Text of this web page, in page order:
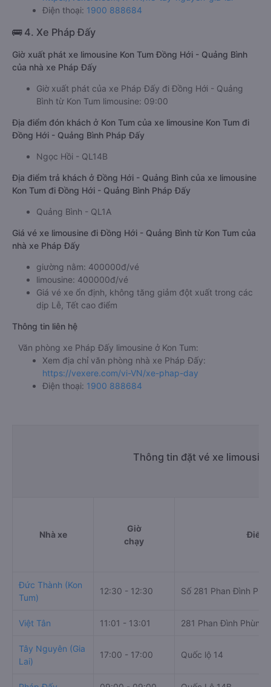
Điện thoại: 1900 888684
🚌 4. Xe Pháp Đấy
Giờ xuất phát xe limousine Kon Tum Đồng Hới - Quảng Bình
của nhà xe Pháp Đấy
Giờ xuất phát của xe Pháp Đấy đi Đồng Hới - Quảng
Bình từ Kon Tum limousine: 09:00
Địa điểm đón khách ở Kon Tum của xe limousine Kon Tum đi
Đồng Hới - Quảng Bình Pháp Đấy
Ngọc Hồi - QL14B
Địa điểm trả khách ở Đồng Hới - Quảng Bình của xe limousine
Kon Tum đi Đồng Hới - Quảng Bình Pháp Đấy
Quảng Bình - QL1A
Giá vé xe limousine đi Đồng Hới - Quảng Bình từ Kon Tum của
nhà xe Pháp Đấy
giường nằm: 400000đ/vé
limousine: 400000đ/vé
Giá vé xe ổn định, không tăng giảm đột xuất trong các
dịp Lễ, Tết cao điểm
Thông tin liên hệ
Văn phòng xe Pháp Đấy limousine ở Kon Tum:
Xem địa chỉ văn phòng nhà xe Pháp Đấy:
https://vexere.com/vi-VN/xe-phap-day
Điện thoại: 1900 888684
Thông tin đặt vé xe
Nhà xe
Giờ
chạy
Điểm
Đức Thành (Kon
Tum)
12:30 - 12:30 Số 281 Phan Đình
Việt Tân 11:01 - 13:01 281 Phan Đình Phùng
Tây Nguyên (Gia
Lai)
17:00 - 17:00 Quốc lộ 14